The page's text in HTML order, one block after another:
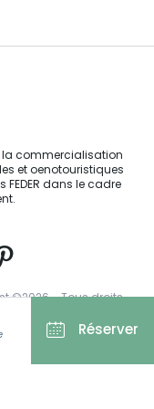
Réserver
la commercialisation
et oenotouristiques
dans le cadre
©2026 - Tous droits